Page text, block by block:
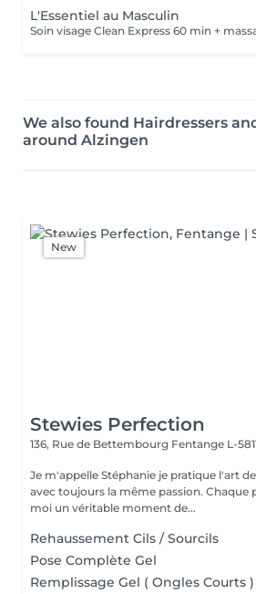
L'Essentiel au Masculin
We also found Hairdressers
around Alzingen
New
Stewies Perfection
136, Rue de Bettembourg Fentange L-
Je m'appelle Stéphanie je pratique l'art
avec toujours la même passion. Chaque
moi un véritable moment de...
Rehaussement Cils / Sourcils
Pose Complète Gel
Remplissage Gel ( Ongles Courts )